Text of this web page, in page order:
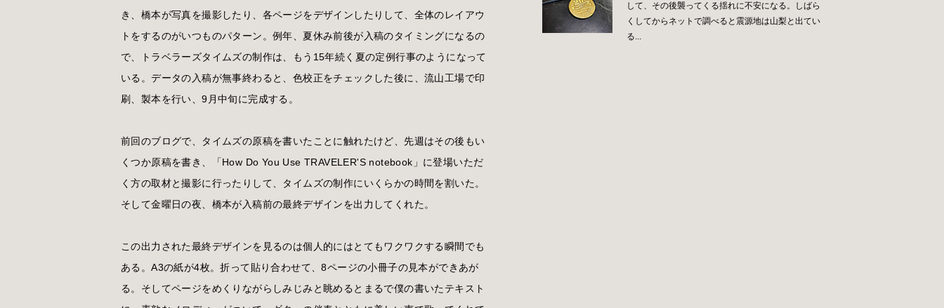
き、橋本が写真を撮影したり、各ページをデザインしたりして、全体のレイアウ
トをするのがいつものパターン。例年、夏休み前後が入稿のタイミングになるの
で、トラベラーズタイムズの制作は、もう15年続く夏の定例行事のようになって
いる。データの入稿が無事終わると、色校正をチェックした後に、流山工場で印
刷、製本を行い、9月中旬に完成する。
前回のブログで、タイムズの原稿を書いたことに触れたけど、先週はその後もい
くつか原稿を書き、「How Do You Use TRAVELER'S notebook」に登場いただ
く方の取材と撮影に行ったりして、タイムズの制作にいくらかの時間を割いた。
そして金曜日の夜、橋本が入稿前の最終デザインを出力してくれた。
この出力された最終デザインを見るのは個人的にはとてもワクワクする瞬間でも
ある。A3の紙が4枚。折って貼り合わせて、8ページの小冊子の見本ができあが
る。そしてページをめくりながらしみじみと眺めるとまるで僕の書いたテキスト
して、その後襲ってくる揺れに不安になる。しばら
くしてからネットで調べると震源地は山梨と出てい
る...